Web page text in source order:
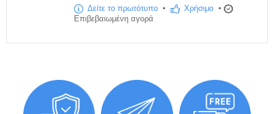
Δείτε το πρωτότυπο • Χρήσιμο •
Επιβεβαιωμένη αγορά